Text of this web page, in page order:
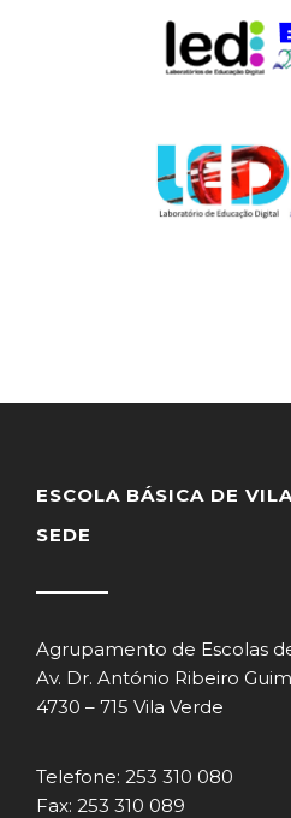
ESCOLA BÁSICA DE
SEDE
Agrupamento de Escolas
Av. Dr. António Ribeiro
4730 – 715 Vila Verde
Telefone: 253 310 080
Fax: 253 310 089